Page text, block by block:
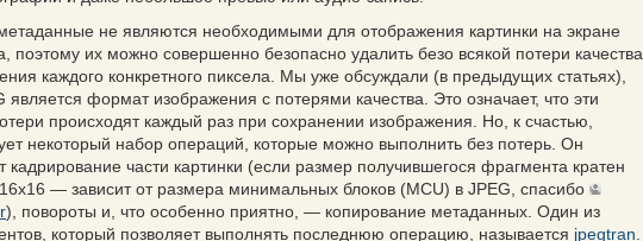
не являются необходимыми для отображения картинки на экране
поэтому их можно совершенно безопасно удалить безо всякой потери качества
каждого конкретного пиксела. Мы уже обсуждали (в предыдущих статьях),
является формат изображения с потерями качества. Это означает, что эти
происходят каждый раз при сохранении изображения. Но, к счастью,
некоторый набор операций, которые можно выполнить без потерь. Он
кадрирование части картинки (если размер получившегося фрагмента кратен
— зависит от размера минимальных блоков (MCU) в JPEG, спасибо
), повороты и, что особенно приятно, — копирование метаданных. Один из
который позволяет выполнять последнюю операцию, называется jpegtran